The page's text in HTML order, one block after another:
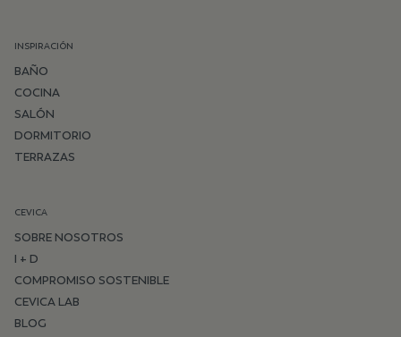
INSPIRACIÓN
BAÑO
COCINA
SALÓN
DORMITORIO
TERRAZAS
CEVICA
SOBRE NOSOTROS
I + D
COMPROMISO SOSTENIBLE
CEVICA LAB
BLOG